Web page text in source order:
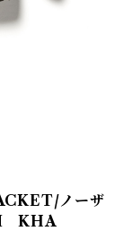
ノーザ
KHA